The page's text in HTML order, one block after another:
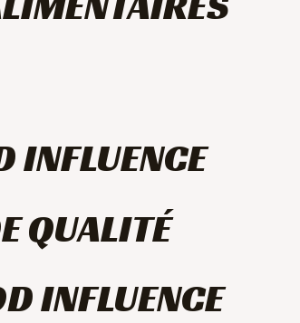
INFLUENCE
QUALITÉ
INFLUENCE